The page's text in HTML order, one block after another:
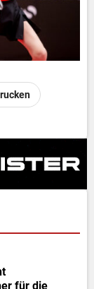
für die